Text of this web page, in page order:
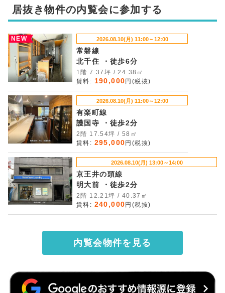
居抜き物件の内覧会に参加する
NEW 2026.08.10(月) 11:00～12:00
常磐線
北千住 ・徒歩6分
1階 7.37坪 / 24.38㎡
賃料: 190,000 円(税抜)
2026.08.10(月) 11:00～12:00
有楽町線
護国寺 ・徒歩2分
2階 17.54坪 / 58㎡
賃料: 295,000 円(税抜)
2026.08.10(月) 13:00～14:00
京王井の頭線
明大前 ・徒歩2分
2階 12.21坪 / 40.37㎡
賃料: 240,000 円(税抜)
内覧会物件を見る